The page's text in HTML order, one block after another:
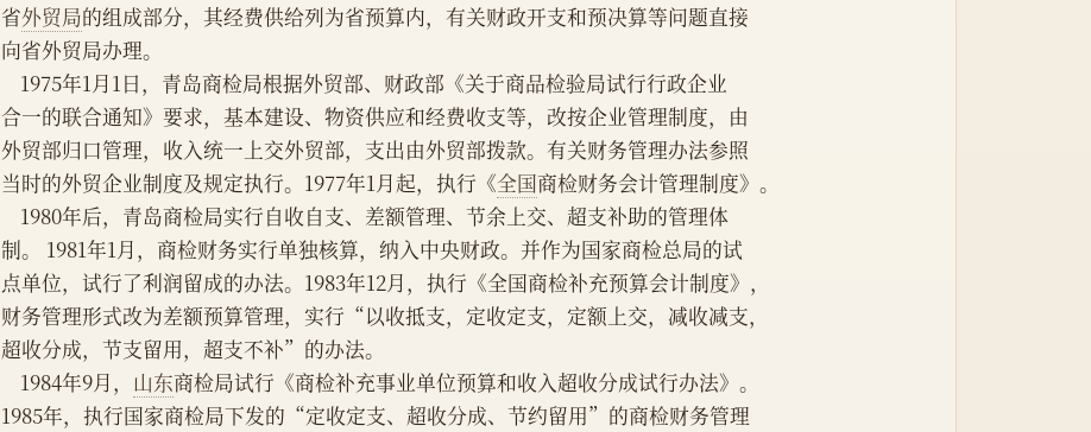
省外贸局的组成部分，其经费供给列为省预算内，有关财政开支和预决算等问题直接
向省外贸局办理。
    1975年1月1日，青岛商检局根据外贸部、财政部《关于商品检验局试行行政企业
合一的联合通知》要求，基本建设、物资供应和经费收支等，改按企业管理制度，由
外贸部归口管理，收入统一上交外贸部，支出由外贸部拨款。有关财务管理办法参照
当时的外贸企业制度及规定执行。1977年1月起，执行《全国商检财务会计管理制度》。
    1980年后，青岛商检局实行自收自支、差额管理、节余上交、超支补助的管理体
制。 1981年1月，商检财务实行单独核算，纳入中央财政。并作为国家商检总局的试
点单位，试行了利润留成的办法。1983年12月，执行《全国商检补充预算会计制度》，
财务管理形式改为差额预算管理，实行“以收抵支，定收定支，定额上交，减收减支，
超收分成，节支留用，超支不补”的办法。
    1984年9月，
山东商检局试行《商检补充事业单位预算和收入超收分成试行办法》。
1985年，执行国家商检局下发的“定收定支、超收分成、节约留用”的商检财务管理